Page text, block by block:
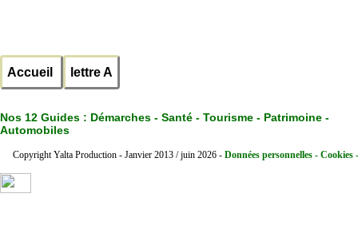
Accueil lettre A
Nos 12 Guides : Démarches - Santé - Tourisme - Patrimoine -
Automobiles
Copyright Yalta Production - Janvier 2013 / juin 2026 - Données personnelles - Cookies